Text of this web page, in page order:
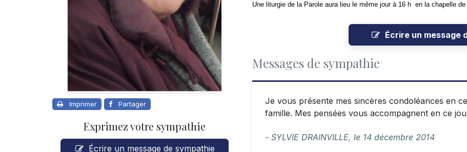
Imprimer Partager
Exprimez votre sympathie
Écrire un message de sympathie
Une liturgie de la Parole aura lieu le même jour à 16 h en la chapelle
Écrire un message
Messages de sympathie
Je vous présente mes sincères condoléances en
famille. Mes pensées vous accompagnent en ce
- SYLVIE DRAINVILLE, le 14 décembre 2014